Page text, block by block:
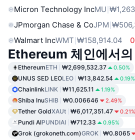
Micron Technology IncMU
JPmorgan Chase & CoJPM
Walmart IncWMT ₩158,914.04
Ethereum 체인에서의
EthereumETH ₩2,699,532.37 0.50%
UNUS SED LEOLEO ₩13,842.54 0.19%
ChainlinkLINK ₩11,625.11 1.19%
Shiba InuSHIB ₩0.006646 2.49%
Tether GoldXAUt ₩6,017,351.47 0.21%
Pundi AIPUNDIAI ₩712.33 0.95%
Grok (grokoneth.com)GROK ₩0.8065